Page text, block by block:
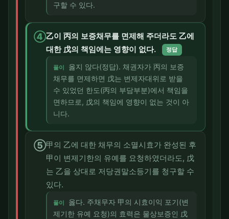
구할 수 있다.
④乙이 丙의 보증채무를 면제해 주더라도 乙에
대한 戊의 책임에는 영향이 없다.
정답
풀이
옳지 않다(정답). 채권자가 丙의 보증
채무를 면제하면 戊는 변제자대위로 받을
수 있었던 한도(丙의 부담부분)에서 책임을
면하므로, 戊의 책임에 영향이 없는 것이 아
니다.
⑤甲의 乙에 대한 채무의 소멸시효가 완성된 후
甲이 변제기한의 유예를 요청하였더라도, 戊
는 乙을 상대로 저당권말소등기를 청구할 수
있다.
풀이
옳다. 주채무자 甲의 시효이익 포기(변
제기한 유예 요청)의 효력은 물상보증인 戊